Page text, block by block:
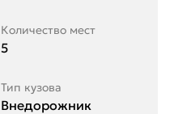
Количество мест
5
Тип кузова
Внедорожник